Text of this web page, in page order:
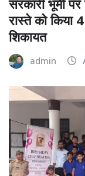
सरकारी भूमी
रास्ते को किया
शिकायत
admin